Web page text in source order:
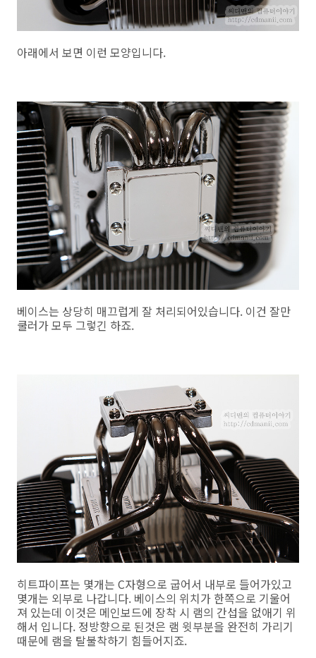
아래에서 보면 이런 모양입니다.
베이스는 상당히 매끄럽게 잘 처리되어있습니다. 이건 잘만
쿨러가 모두 그렇긴 하죠.
히트파이프는 몇개는 C자형으로 굽어서 내부로 들어가있고
몇개는 외부로 나갑니다. 베이스의 위치가 한쪽으로 기울어
져 있는데 이것은 메인보드에 장착 시 램의 간섭을 없애기 위
해서 입니다. 정방향으로 된것은 램 윗부분을 완전히 가리기
때문에 램을 탈불착하기 힘들어지죠.